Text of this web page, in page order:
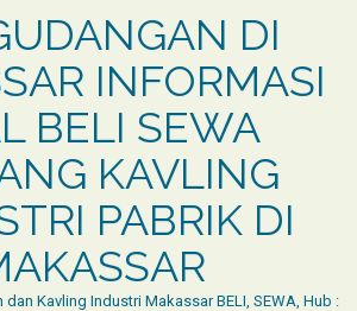
DI
INFORMASI
BELI SEWA
KAVLING
PABRIK DI
Kavling Industri Makassar BELI, SEWA, Hub :